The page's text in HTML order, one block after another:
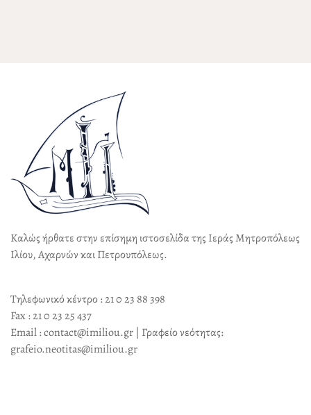
Καλώς ήρθατε στην επίσημη ιστοσελίδα της Ιεράς Μητροπόλεως
Ιλίου, Αχαρνών και Πετρουπόλεως.
Τηλεφωνικό κέντρο : 21 0 23 88 398
Fax : 21 0 23 25 437
Email : contact@imiliou.gr | Γραφείο νεότητας:
grafeio.neotitas@imiliou.gr